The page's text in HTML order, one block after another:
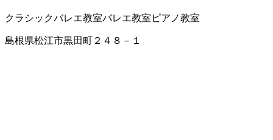
クラシックバレエ教室バレエ教室 ピアノ教室
島根県松江市黒田町２４８－１